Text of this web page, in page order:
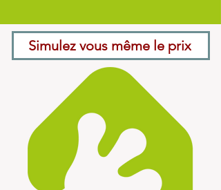
Simulez vous même le prix